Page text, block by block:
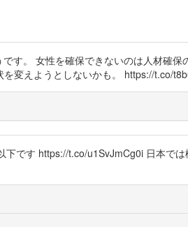
す。 女性を確保できないのは人材確保
変えようとしないかも。 https://t.co/
です https://t.co/u1SvJmCg0i 日本で